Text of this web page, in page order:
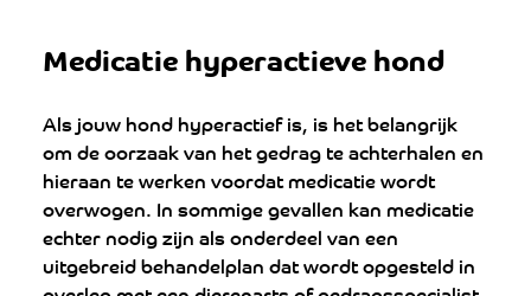
Medicatie hyperactieve hond
Als jouw hond hyperactief is, is het belangrijk
om de oorzaak van het gedrag te achterhalen en
hieraan te werken voordat medicatie wordt
overwogen. In sommige gevallen kan medicatie
echter nodig zijn als onderdeel van een
uitgebreid behandelplan dat wordt opgesteld in